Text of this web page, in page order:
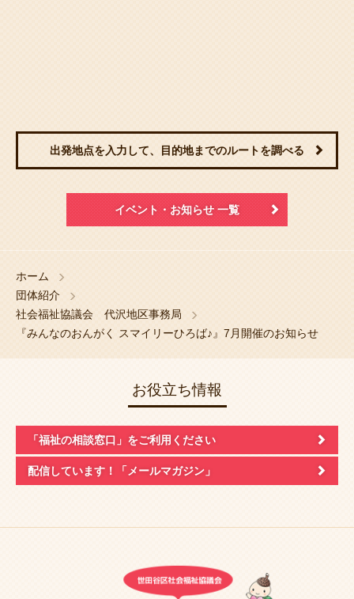
出発地点を入力して、目的地までのルートを調べる
イベント・お知らせ 一覧
ホーム
団体紹介
社会福祉協議会 代沢地区事務局
『みんなのおんがく スマイリーひろば♪』7月開催のお知らせ
お役立ち情報
「福祉の相談窓口」 をご利用ください
配信しています！ 「メールマガジン」